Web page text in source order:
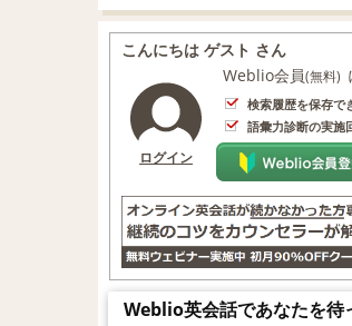
こんにちは ゲスト さん
ログイン
Weblio会員(無料)
検索履歴を保存で
語彙力診断の実施
Weblio英会話であなたを待